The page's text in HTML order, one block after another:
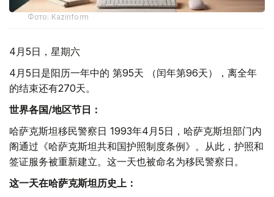
Фото: Kazinform
4月5日，星期六
4月5日是阳历一年中的 第95天 （闰年第96天），离全年
的结束还有270天。
世界各国/地区节日：
哈萨克斯坦移民警察日 1993年4月5日，哈萨克斯坦部门内
阁通过《哈萨克斯坦共和国护照制度条例》。从此，护照和
签证服务被重新建立。这一天也被命名为移民警察日。
这一天在哈萨克斯坦历史上：